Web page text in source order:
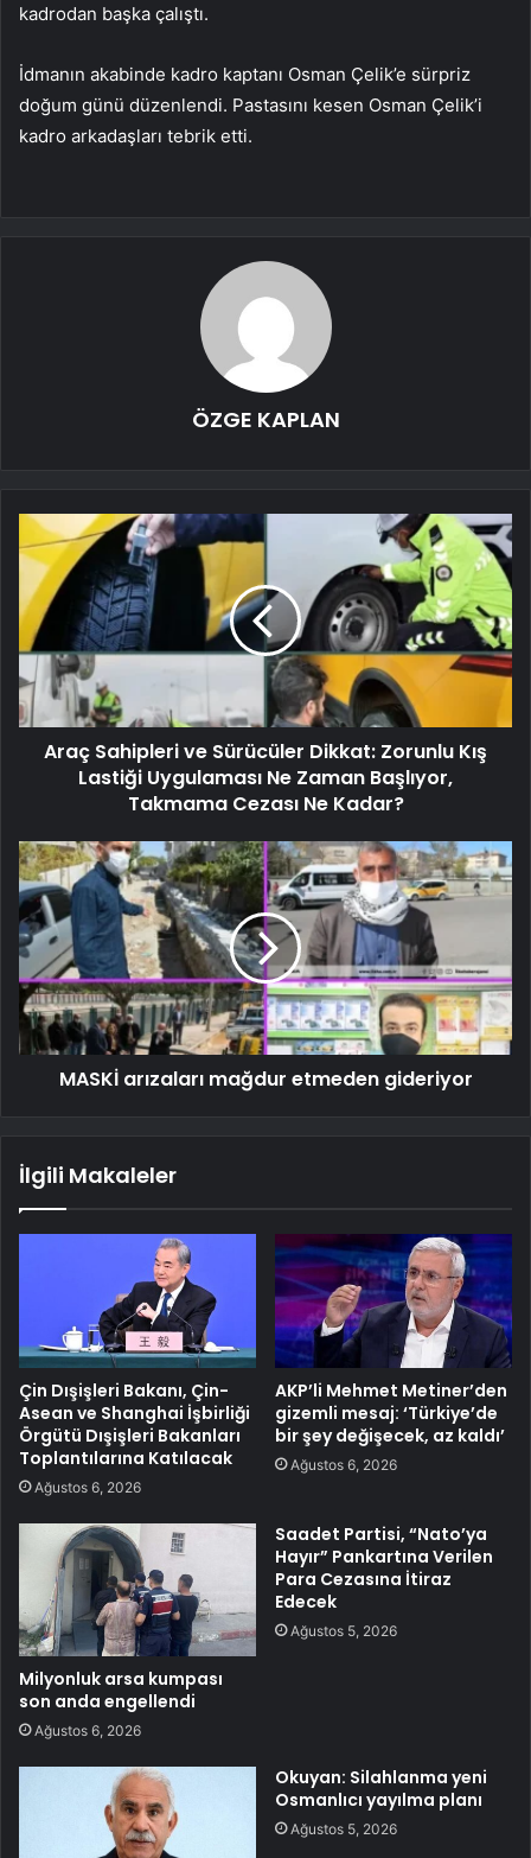
kadrodan başka çalıştı.
İdmanın akabinde kadro kaptanı Osman Çelik’e sürpriz
doğum günü düzenlendi. Pastasını kesen Osman Çelik’i
kadro arkadaşları tebrik etti.
ÖZGE KAPLAN
Araç Sahipleri ve Sürücüler Dikkat: Zorunlu Kış
Lastiği Uygulaması Ne Zaman Başlıyor,
Takmama Cezası Ne Kadar?
MASKİ arızaları mağdur etmeden gideriyor
İlgili Makaleler
Çin Dışişleri Bakanı, Çin-
Asean ve Shanghai İşbirliği
Örgütü Dışişleri Bakanları
Toplantılarına Katılacak
Ağustos 6, 2026
AKP’li Mehmet Metiner’den
gizemli mesaj: ‘Türkiye’de
bir şey değişecek, az kaldı’
Ağustos 6, 2026
Milyonluk arsa kumpası
son anda engellendi
Ağustos 6, 2026
Saadet Partisi, “Nato’ya
Hayır” Pankartına Verilen
Para Cezasına İtiraz
Edecek
Ağustos 5, 2026
Okuyan: Silahlanma yeni
Osmanlıcı yayılma planı
Ağustos 5, 2026